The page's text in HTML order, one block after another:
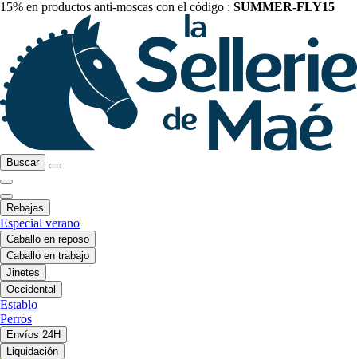
15% en productos anti-moscas con el código : SUMMER-FLY15
Buscar
Rebajas
Especial verano
Caballo en reposo
Caballo en trabajo
Jinetes
Occidental
Establo
Perros
Envíos 24H
Liquidación